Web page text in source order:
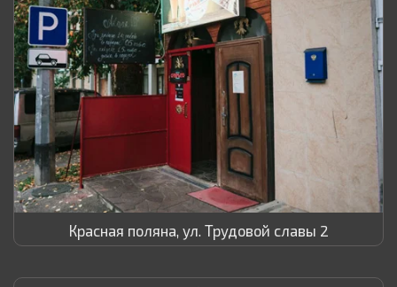
Красная поляна, ул. Трудовой славы 2